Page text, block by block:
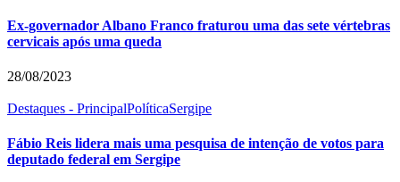
Ex-governador Albano Franco fraturou uma das sete vértebras
cervicais após uma queda
28/08/2023
Destaques - PrincipalPolíticaSergipe
Fábio Reis lidera mais uma pesquisa de intenção de votos para
deputado federal em Sergipe